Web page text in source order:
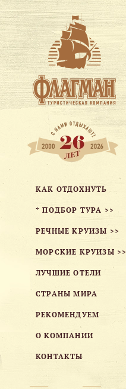
КАК ОТДОХНУТЬ
* ПОДБОР ТУРА >>
РЕЧНЫЕ КРУИЗЫ >>
МОРСКИЕ КРУИЗЫ >>
ЛУЧШИЕ ОТЕЛИ
СТРАНЫ МИРА
РЕКОМЕНДУЕМ
О КОМПАНИИ
КОНТАКТЫ